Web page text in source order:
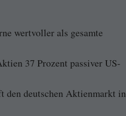
wertvoller als gesamte
37 Prozent passiver US-
deutschen Aktienmarkt in